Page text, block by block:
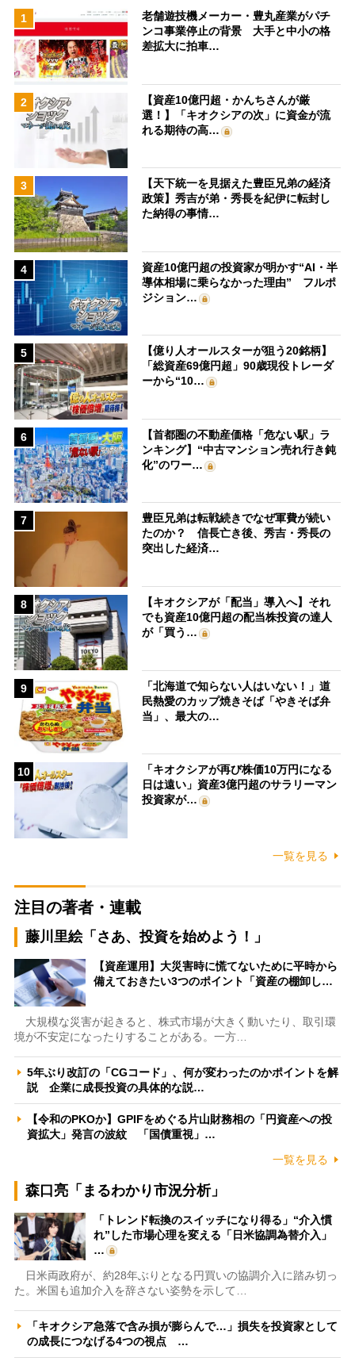
1
老舗遊技機メーカー・豊丸産業がパチ
ンコ事業停止の背景 大手と中小の格
差拡大に拍車…
2
【資産10億円超・かんちさんが厳
選！】「キオクシアの次」に資金が流
れる期待の高…
3
【天下統一を見据えた豊臣兄弟の経済
政策】秀吉が弟・秀長を紀伊に転封し
た納得の事情…
4
資産10億円超の投資家が明かす“AI・半
導体相場に乗らなかった理由” フルポ
ジション…
5
【億り人オールスターが狙う20銘柄】
「総資産69億円超」90歳現役トレーダ
ーから“10…
6
【首都圏の不動産価格「危ない駅」ラ
ンキング】“中古マンション売れ行き鈍
化”のワー…
7
豊臣兄弟は転戦続きでなぜ軍費が続い
たのか？ 信長亡き後、秀吉・秀長の
突出した経済…
8
【キオクシアが「配当」導入へ】それ
でも資産10億円超の配当株投資の達人
が「買う…
9
「北海道で知らない人はいない！」道
民熱愛のカップ焼きそば「やきそば弁
当」、最大の…
10
「キオクシアが再び株価10万円になる
日は遠い」資産3億円超のサラリーマン
投資家が…
一覧を見る
注目の著者・連載
藤川里絵「さあ、投資を始めよう！」
【資産運用】大災害時に慌てないために平時から
備えておきたい3つのポイント「資産の棚卸し…
大規模な災害が起きると、株式市場が大きく動いたり、取引環
境が不安定になったりすることがある。一方…
5年ぶり改訂の「CGコード」、何が変わったのかポイントを解
説 企業に成長投資の具体的な説…
【令和のPKOか】GPIFをめぐる片山財務相の「円資産への投
資拡大」発言の波紋 「国債重視」…
一覧を見る
森口亮「まるわかり市況分析」
「トレンド転換のスイッチになり得る」“介入慣
れ”した市場心理を変える「日米協調為替介入」
…
日米両政府が、約28年ぶりとなる円買いの協調介入に踏み切っ
た。米国も追加介入を辞さない姿勢を示して…
「キオクシア急落で含み損が膨らんで…」損失を投資家として
の成長につなげる4つの視点 …